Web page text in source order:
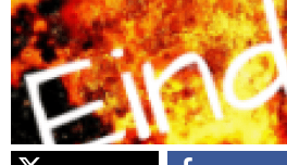
i
o
l
d
m
e
n